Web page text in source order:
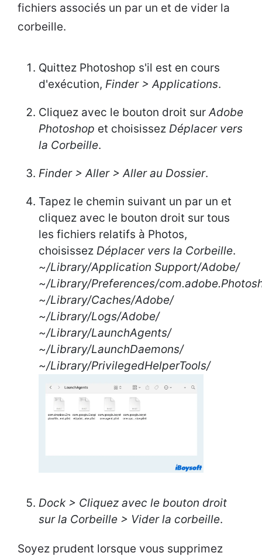
fichiers associés un par un et de vider la
corbeille.
Quittez Photoshop s'il est en cours
d'exécution, Finder > Applications.
Cliquez avec le bouton droit surAdobe
Photoshop et choisissez Déplacer vers
la Corbeille.
Finder > Aller > Aller au Dossier.
Tapez le chemin suivant un par un et
cliquez avec le bouton droit sur tous
les fichiers relatifs à Photos,
choisissez Déplacer vers la Corbeille.
~/Library/Application Support/Adobe/
~/Library/Preferences/
~/Library/Caches/Adobe/
~/Library/Logs/Adobe/
~/Library/LaunchAgents/
~/Library/LaunchDaemons/
~/Library/PrivilegedHelperTools/
Dock > Cliquez avec le bouton droit
sur la Corbeille > Vider la corbeille.
Soyez prudent lorsque vous supprimez